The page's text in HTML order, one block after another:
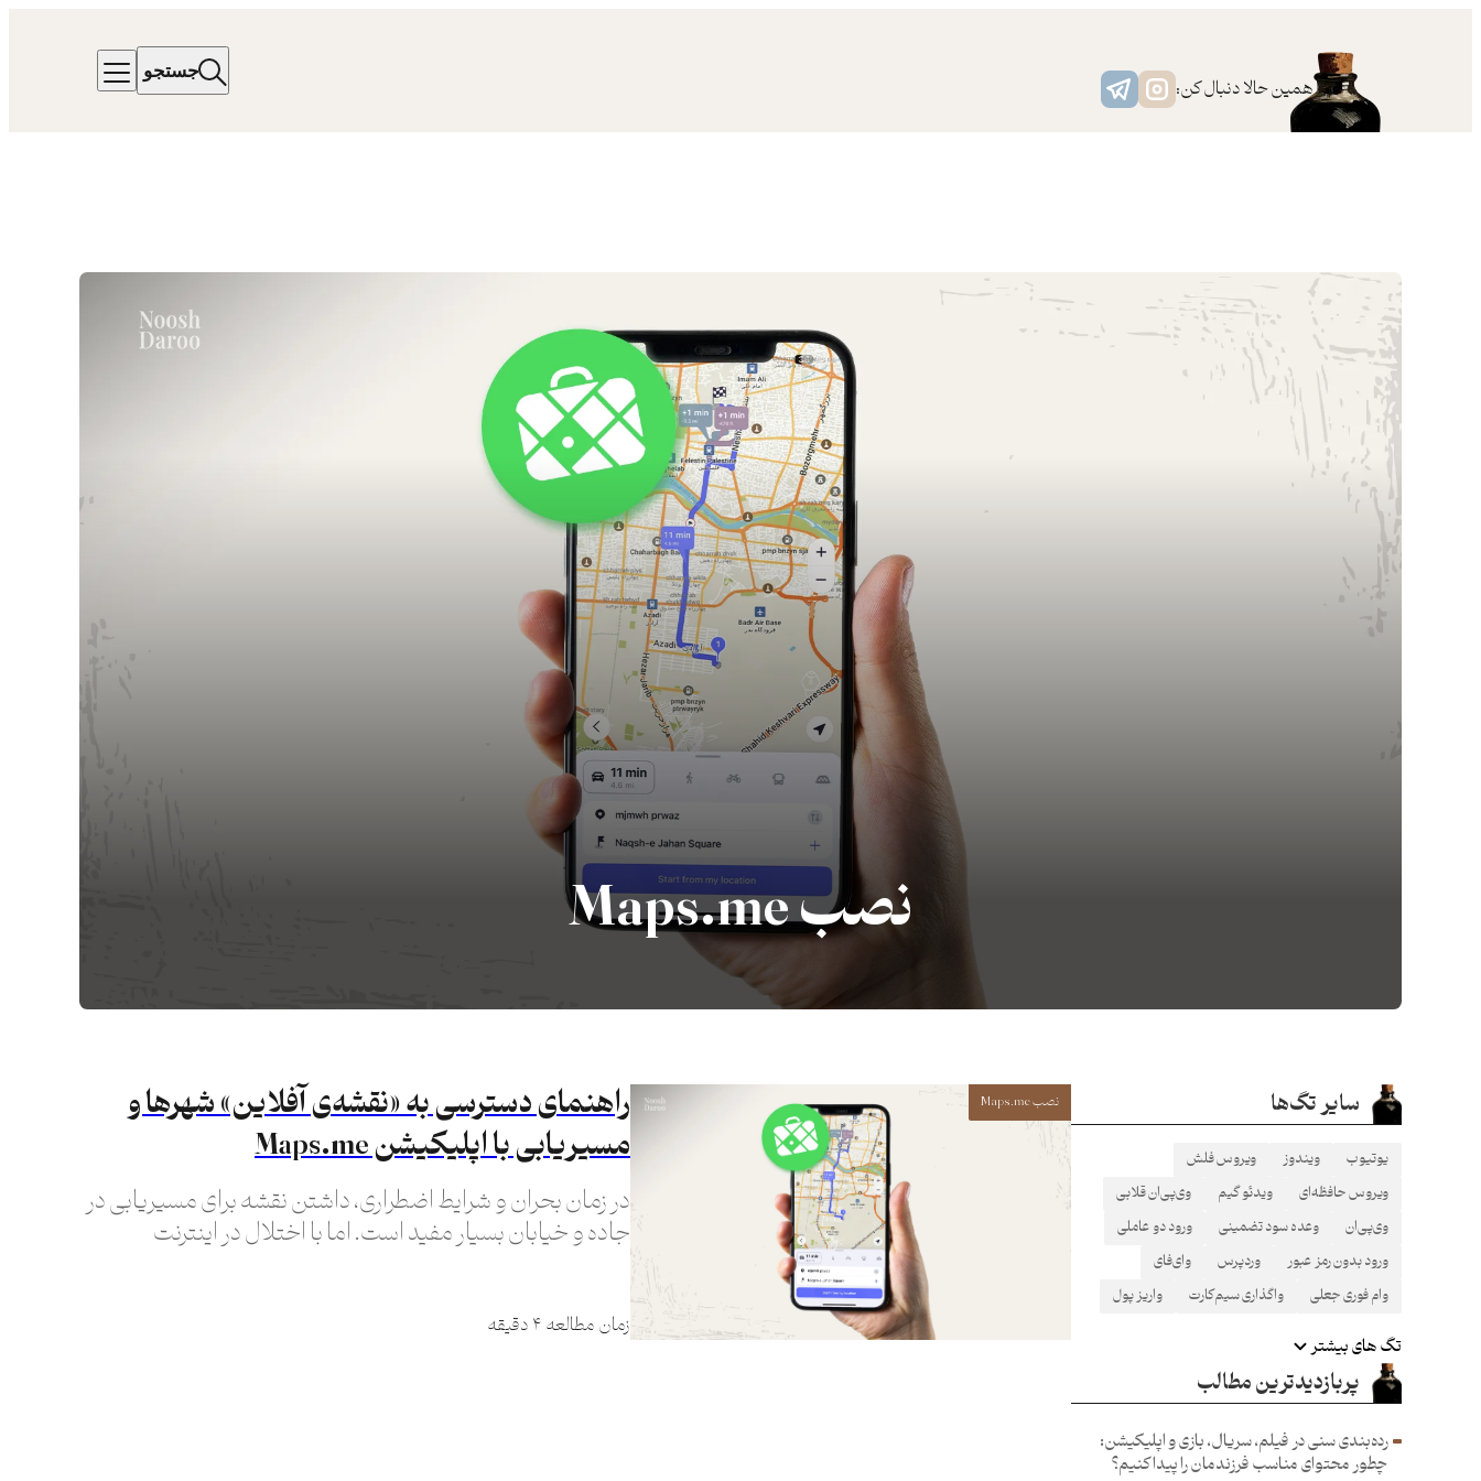
همین حالا دنبال کن:
جستجو
نصب Maps.me
سایر تگ‌ها
یوتیوب ویندوز
ویروس فلش
ویروس حافظه‌ای
ویدئو گیم
وی‌پی‌ان قلابی
وی‌پی‌ان
وعده سود تضمینی
ورود دو عاملی
ورود بدون رمز عبور
وردپرس
وای‌فای
وام فوری جعلی
واگذاری سیم‌کارت واریز پول
تگ های بیشتر
پربازدیدترین مطالب
رده‌بندی سنی در فیلم، سریال، بازی و اپلیکیشن:
چطور محتوای مناسب فرزند‌مان را پیدا کنیم؟
نصب Maps.me
راهنمای دسترسی به «نقشه‌ی آفلاین» شهرها و
مسیریابی با اپلیکیشن Maps.me
در زمان بحران و شرایط اضطراری، داشتن نقشه‌ برای مسیریابی در
جاده و خیابان بسیار مفید است. اما با اختلال در اینترنت
زمان مطالعه ۴ دقیقه